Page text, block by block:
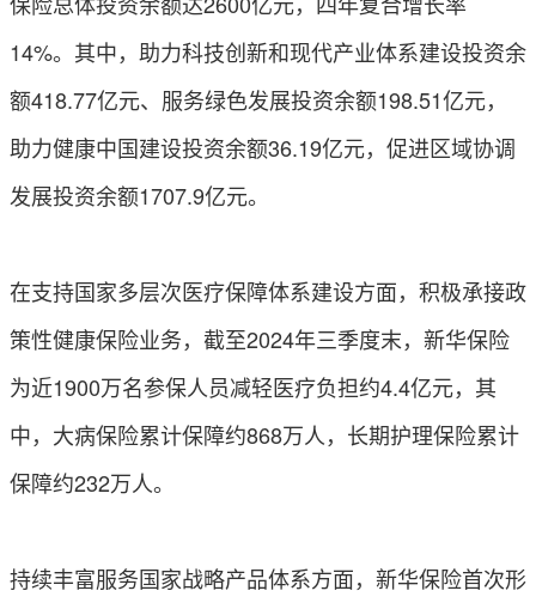
14%。其中，助力科技创新和现代产业体系建设投资余
额418.77亿元、服务绿色发展投资余额198.51亿元，
助力健康中国建设投资余额36.19亿元，促进区域协调
发展投资余额1707.9亿元。
在支持国家多层次医疗保障体系建设方面，积极承接政
策性健康保险业务，截至2024年三季度末，新华保险
为近1900万名参保人员减轻医疗负担约4.4亿元，其
中，大病保险累计保障约868万人，长期护理保险累计
保障约232万人。
持续丰富服务国家战略产品体系方面，新华保险首次形